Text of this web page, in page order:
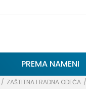
PREMA NAMENI
ZAŠTITNA I RADNA ODEĆA